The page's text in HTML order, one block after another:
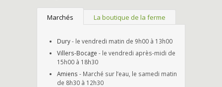
Marchés La boutique de la ferme
Dury- le vendredi matin de 9h00 à 13h00
Villers-Bocage - le vendredi après-midi de
15h00 à 18h30
Amiens - Marché sur l’eau, le samedi matin
de 8h30 à 12h30